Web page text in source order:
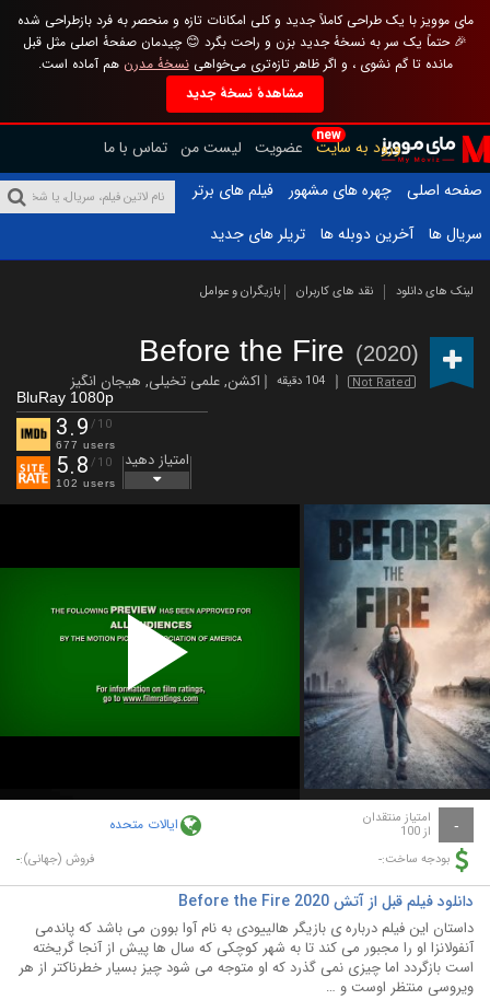
مای موویز با یک طراحی کاملاً جدید و کلی امکانات تازه و منحصر به فرد بازطراحی شده
🎉 حتماً یک سر به نسخهٔ جدید بزن و راحت بگرد 😊 چیدمان صفحهٔ اصلی مثل قبل
مانده تا گم نشوی ، و اگر ظاهر تازه‌تری می‌خواهینسخهٔ مدرن هم آماده است.
مشاهدهٔ نسخهٔ جدید
new
ورود به سایت عضویت لیست من تماس با ما
صفحه اصلی
چهره های مشهور
فیلم های برتر
سریال ها
آخرین دوبله ها تریلر های جدید
لینک های دانلود نقد های کاربران بازیگران و عوامل
Before the Fire (2020)
Not Rated 104 دقیقه اکشن,علمی تخیلی, هیجان انگیز
BluRay 1080p
3.9 /10
677 users
5.8 /10
102 users
امتیاز دهید
Play
Video
- امتیاز منتقدان
از 100 ایالات متحده
بودجه ساخت:- فروش (جهانی):-
دانلود فیلم قبل از آتش Before the Fire 2020
داستان این فیلم درباره ی بازیگر هالییودی به نام آوا بوون می باشد که پاندمی
آنفولانزا او را مجبور می کند تا به شهر کوچکی که سال ها پیش از آنجا گریخته
است بازگردد اما چیزی نمی گذرد که او متوجه می شود چیز بسیار خطرناکتر از هر
ویروسی منتظر اوست و …